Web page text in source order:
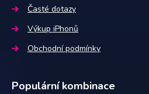
Časté dotazy
Výkup iPhonů
Obchodní podmínky
Populární kombinace